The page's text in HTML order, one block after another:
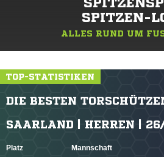
SPITZEN-
ALLES RUND UM
TOP-STATISTIKEN
DIE BESTEN
SAARLAND | HERREN |
Platz Mannschaft